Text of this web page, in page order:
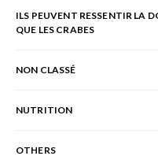
ILS PEUVENT RESSENTIR LA
QUE LES CRABES
NON CLASSÉ
NUTRITION
OTHERS